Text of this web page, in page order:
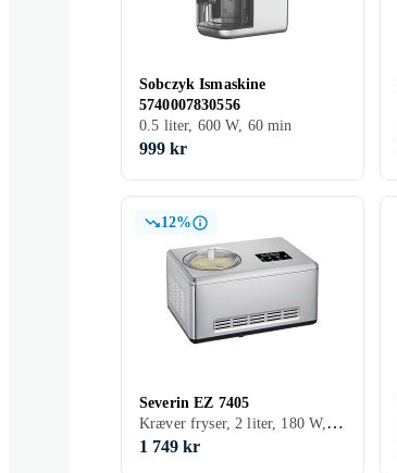
Sobczyk Ismaskine
5740007830556
0.5 liter, 600 W, 60 min
999 kr
12%
Severin EZ 7405
Kræver fryser, 2 liter, 180 W, 30 min
1 749 kr